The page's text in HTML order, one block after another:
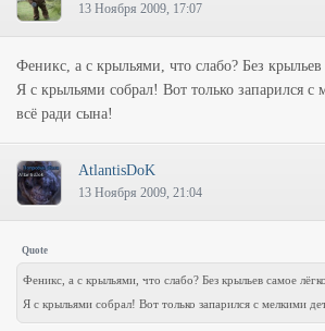
13 Ноября 2009, 17:07
Феникс, а с крыльями, что слабо? Без крыльев
Я с крыльями собрал! Вот только запарился с
всё ради сына!
AtlantisDoK
13 Ноября 2009, 21:04
Quote
Феникс, а с крыльями, что слабо? Без крыльев самое
Я с крыльями собрал! Вот только запарился с мелкими